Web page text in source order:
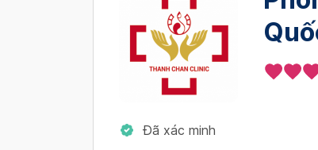
Đã xác minh